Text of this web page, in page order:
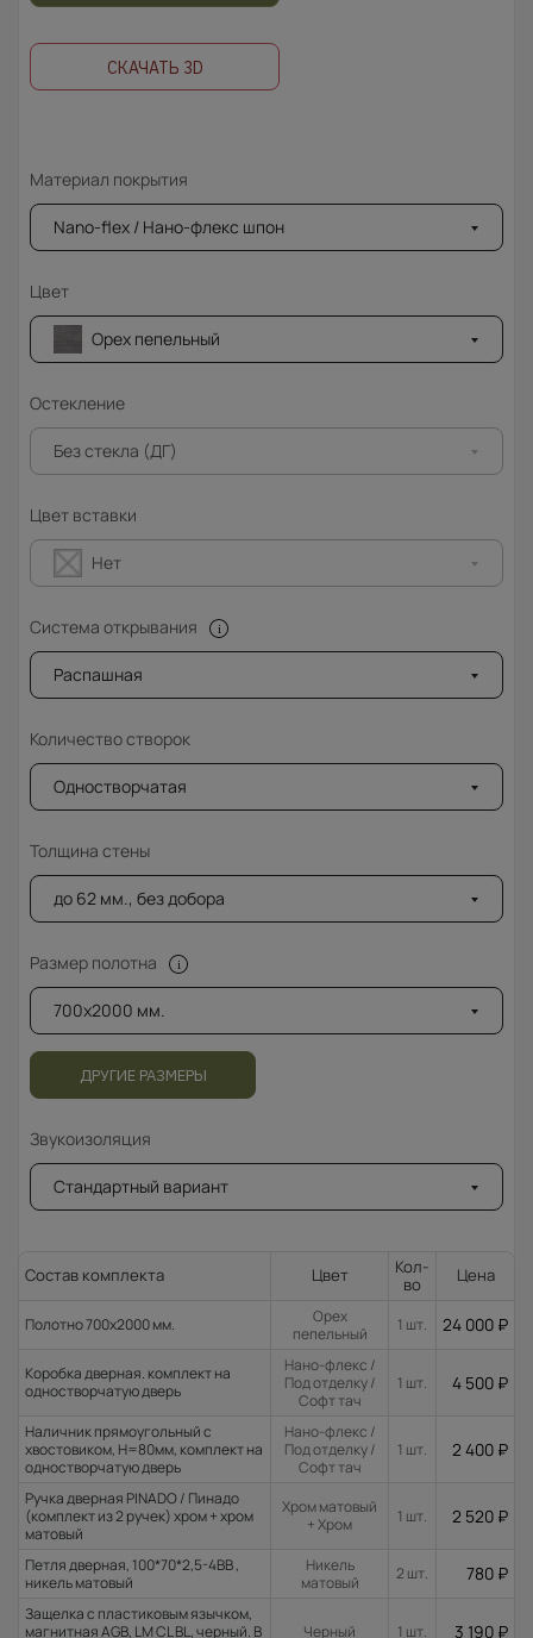
СКАЧАТЬ 3D
Материал покрытия
Nano-flex / Нано-флекс шпон
Цвет
Орех пепельный
Остекление
Без стекла (ДГ)
Цвет вставки
Нет
Система открывания
Распашная
Количество створок
Одностворчатая
Толщина стены
до 62 мм., без добора
Размер полотна
700x2000 мм.
ДРУГИЕ РАЗМЕРЫ
Звукоизоляция
Стандартный вариант
Состав комплекта Цвет
Кол-
во
Цена
Полотно 700x2000 мм.
Орех
пепельный
1 шт. 24 000 ₽
Коробка дверная. комплект на
одностворчатую дверь
Нано-флекс /
Под отделку /
Софт тач
1 шт. 4 500 ₽
Наличник прямоугольный с
хвостовиком, H=80мм, комплект на
одностворчатую дверь
Нано-флекс /
Под отделку /
Софт тач
1 шт. 2 400 ₽
Ручка дверная PINADO / Пинадо
(комплект из 2 ручек) хром + хром
матовый
Хром матовый
+ Хром
1 шт. 2 520 ₽
Петля дверная, 100*70*2,5-4ВВ ,
никель матовый
Никель
матовый
2 шт. 780 ₽
Защелка с пластиковым язычком,
магнитная AGB, LM CL BL, черный. В
Черный 1 шт. 3 190 ₽